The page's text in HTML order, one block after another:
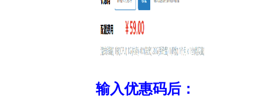
输入优惠码后：